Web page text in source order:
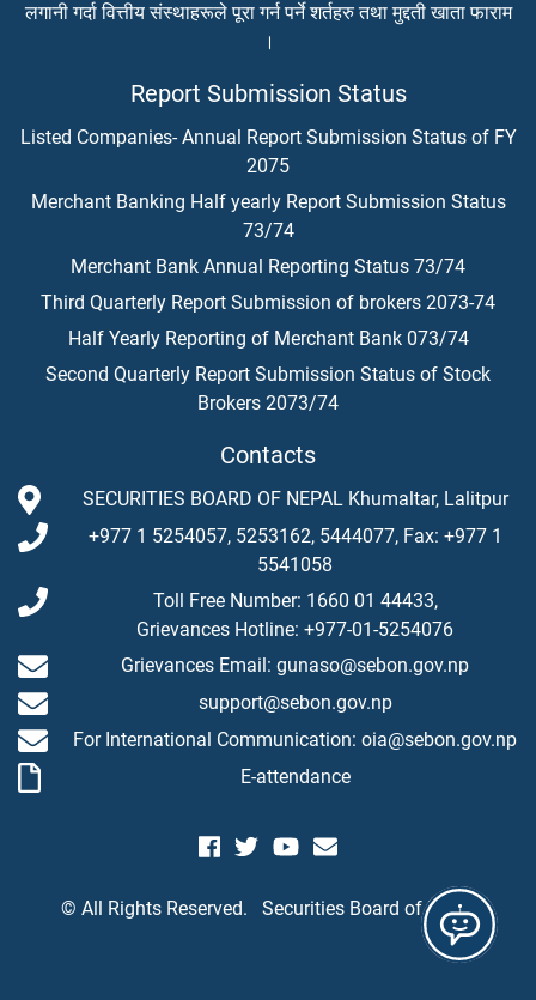
लगानी गर्दा वित्तीय संस्थाहरूले पूरा गर्न पर्ने शर्तहरु तथा मुद्दती खाता फाराम
।
Report Submission Status
Listed Companies- Annual Report Submission Status of FY
2075
Merchant Banking Half yearly Report Submission Status
73/74
Merchant Bank Annual Reporting Status 73/74
Third Quarterly Report Submission of brokers 2073-74
Half Yearly Reporting of Merchant Bank 073/74
Second Quarterly Report Submission Status of Stock
Brokers 2073/74
Contacts
SECURITIES BOARD OF NEPAL Khumaltar, Lalitpur
+977 1 5254057, 5253162, 5444077, Fax: +977 1
5541058
Toll Free Number: 1660 01 44433,
Grievances Hotline: +977-01-5254076
Grievances Email: gunaso@sebon.gov.np
support@sebon.gov.np
For International Communication: oia@sebon.gov.np
E-attendance
© All Rights Reserved. Securities Board of Nepal